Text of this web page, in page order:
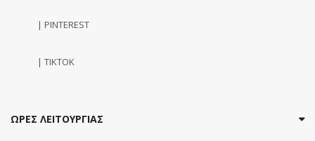
| PINTEREST
| TIKTOK
ΩΡΕΣ ΛΕΙΤΟΥΡΓΙΑΣ